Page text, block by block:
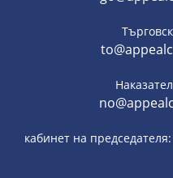
кабинет на